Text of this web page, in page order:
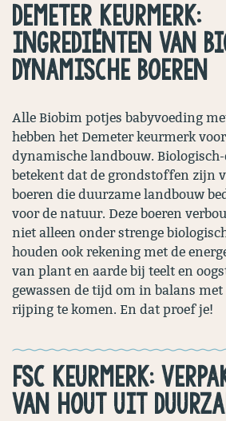
DEMETER KEURMERK:
INGREDIËNTEN VAN
DYNAMISCHE BOEREN
Alle Biobim potjes babyvoeding
hebben het Demeter keurmerk
dynamische landbouw.
betekent dat de grondstoffen zijn
boeren die duurzame landbouw
voor de natuur. Deze boeren
niet alleen onder strenge
houden ook rekening met de
van plant en aarde bij teelt en
gewassen de tijd om in balans
rijping te komen. En dat proef je!
FSC KEURMERK:
VAN HOUT UIT